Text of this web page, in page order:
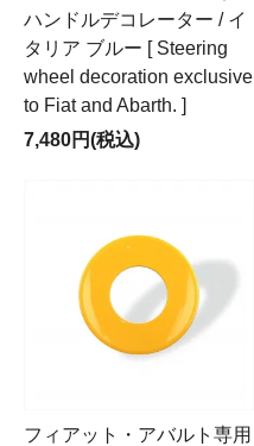
ハンドルデコレーター / イ
タリア ブルー [ Steering
wheel decoration exclusive
to Fiat and Abarth. ]
7,480円(税込)
フィアット・アバルト専用